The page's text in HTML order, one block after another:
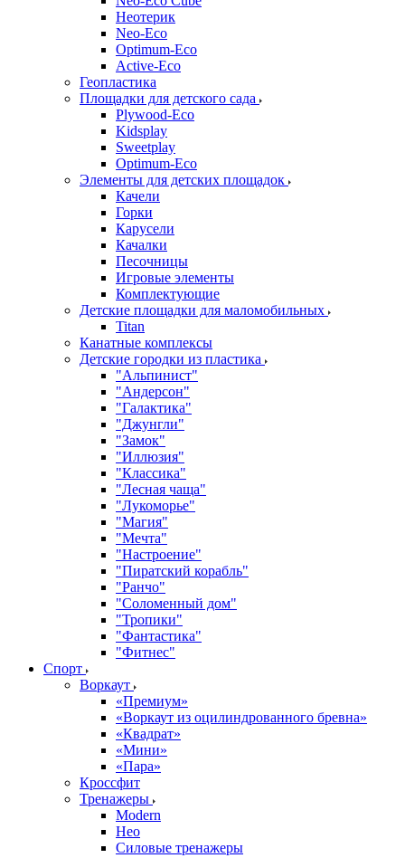
Неотерик
Neo-Eco
Оptimum-Еco
Active-Eco
Геопластика
Площадки для детского сада
Plywood-Eco
Kidsplay
Sweetplay
Оptimum-Еco
Элементы для детских площадок
Качели
Горки
Карусели
Качалки
Песочницы
Игровые элементы
Комплектующие
Детские площадки для маломобильных
Titan
Канатные комплексы
Детские городки из пластика
"Альпинист"
"Андерсон"
"Галактика"
"Джунгли"
"Замок"
"Иллюзия"
"Классика"
"Лесная чаща"
"Лукоморье"
"Магия"
"Мечта"
"Настроение"
"Пиратский корабль"
"Ранчо"
"Соломенный дом"
"Тропики"
"Фантастика"
"Фитнес"
Спорт
Воркаут
«Премиум»
«Воркаут из оцилиндрованного бревна»
«Квадрат»
«Мини»
«Пара»
Кроссфит
Тренажеры
Modern
Нео
Силовые тренажеры